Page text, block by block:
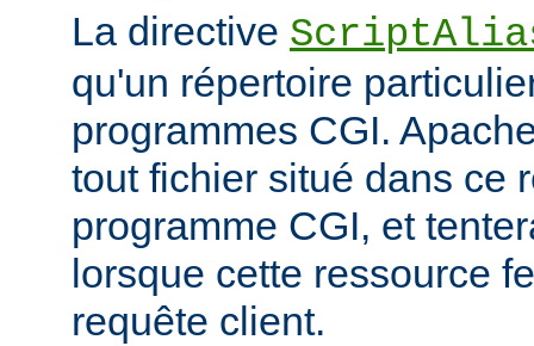
La directive
qu'un répertoire
programmes CGI.
tout fichier situé dans ce
programme CGI, et
lorsque cette ressource
requête client.